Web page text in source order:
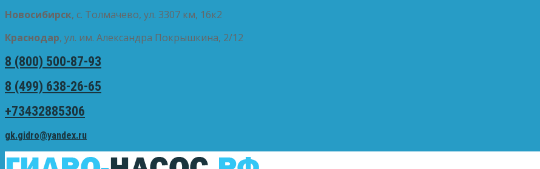
Новосибирск, с. Толмачево, ул. 3307 км, 16к2
Краснодар, ул. им. Александра Покрышкина, 2/12
8 (800) 500-87-93
8 (499) 638-26-65
+73432885306
gk.gidro@yandex.ru